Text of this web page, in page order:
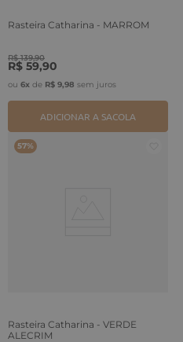
Rasteira Catharina - MARROM
R$ 139,90
R$ 59,90
ou 6x de R$ 9,98 sem juros
ADICIONAR A SACOLA
57%
Rasteira Catharina - VERDE
ALECRIM